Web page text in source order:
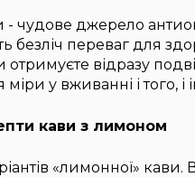
- чудове джерело
безліч переваг для
отримуєте відразу
у вживанні і того, і
кави з лимоном
«лимонної»